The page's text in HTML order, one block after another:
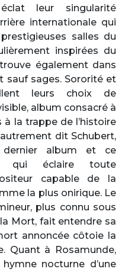
leur singularité
internationale qui
salles du
inspirées du
également dans
sauf sages. Sororité et
leurs choix de
album consacré à
la trappe de l’histoire
autrement dit Schubert,
dernier album et ce
qui éclaire toute
capable de la
la plus onirique. Le
plus connu sous
Mort, fait entendre sa
annoncée côtoie la
Quant à Rosamunde,
nocturne d’une